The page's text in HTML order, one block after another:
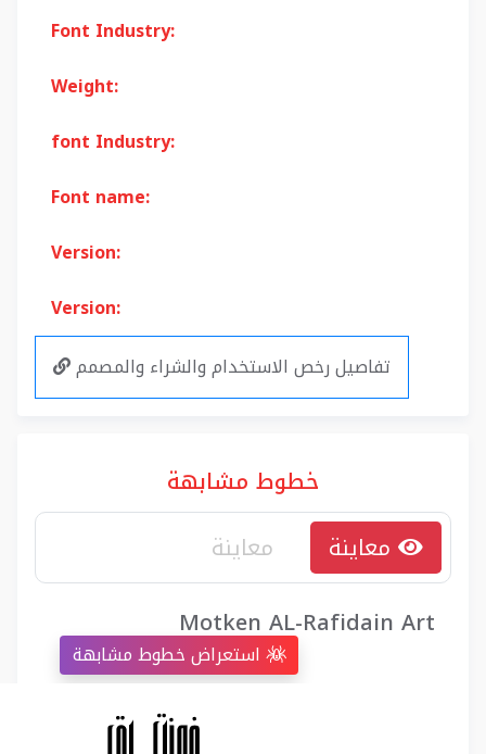
Font Industry:
Weight:
font Industry:
Font name:
Version:
Version:
تفاصيل رخص الاستخدام والشراء والمصمم
خطوط مشابهة
Motken AL-Rafidain Art